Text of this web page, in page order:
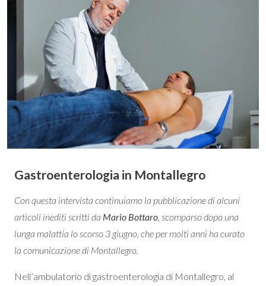
Gastroenterologia in Montallegro
Con questa intervista continuiamo la pubblicazione di alcuni
articoli inediti scritti da Mario Bottaro , scomparso dopo una
lunga malattia lo scorso 3 giugno, che per molti anni ha curato
la comunicazione di Montallegro.
Nell’ambulatorio di gastroenterologia di Montallegro, al